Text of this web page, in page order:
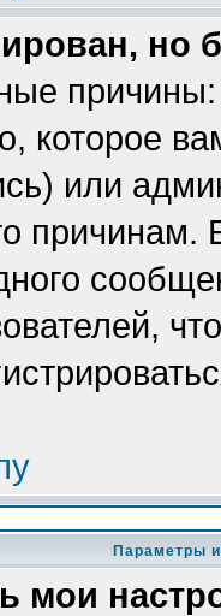
но
которое
или
Параметры
мои